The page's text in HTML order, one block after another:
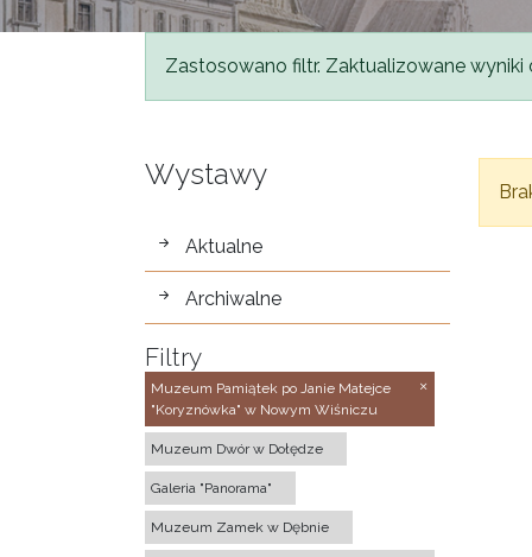
Komunikat
Zastosowano filtr. Zaktualizowane wyniki
Wystawy
wystawy
Aktualne
Archiwalne
Filtry
Muzeum Pamiątek po Janie Matejce
"Koryznówka" w Nowym Wiśniczu
Muzeum Dwór w Dołędze
Galeria "Panorama"
Muzeum Zamek w Dębnie